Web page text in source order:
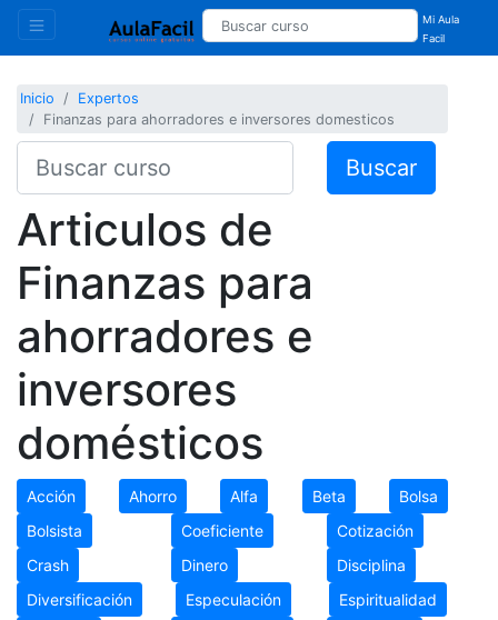
Mi Aula
Facil
Inicio
Expertos
Finanzas para ahorradores e inversores domesticos
Buscar
Articulos de
Finanzas para
ahorradores e
inversores
domésticos
Acción Ahorro Alfa Beta
Bolsa
Bolsista
Coeficiente
Cotización
Crash
Dinero
Disciplina
Diversificación
Especulación
Espiritualidad